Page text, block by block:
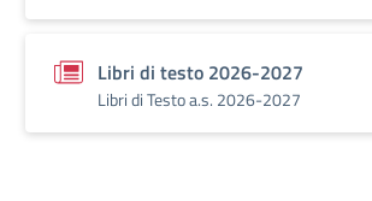
Libri di testo 2026-2027
Libri di Testo a.s. 2026-2027